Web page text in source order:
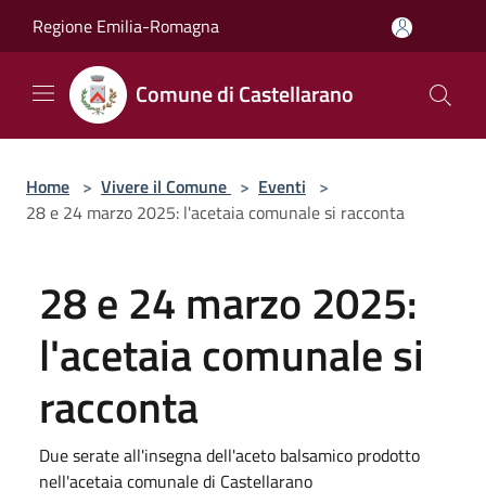
Regione Emilia-Romagna
Comune di Castellarano
Home > Vivere il Comune > Eventi >
28 e 24 marzo 2025: l'acetaia comunale si racconta
28 e 24 marzo 2025:
l'acetaia comunale si
racconta
Due serate all'insegna dell'aceto balsamico prodotto
nell'acetaia comunale di Castellarano